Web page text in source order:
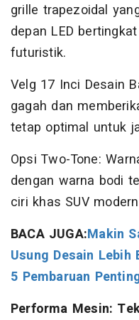
grille trapezoidal
depan LED
futuristik.
Velg 17 Inci Desain
gagah dan
tetap optimal untuk
Opsi Two-Tone:
dengan warna bodi
ciri khas SUV
BACA JUGA:Makin
Usung Desain
5 Pembaruan
Performa Mesin: